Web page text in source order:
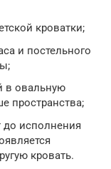
кроватки;
и постельного
в овальную
пространства;
до исполнения
кровать.